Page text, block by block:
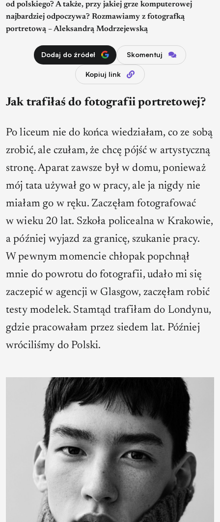
od polskiego? A także, przy jakiej grze komputerowej
najbardziej odpoczywa? Rozmawiamy z fotografką
portretową – Aleksandrą Modrzejewską
Dodaj do źródeł Skomentuj
Kopiuj link
Jak trafiłaś do fotografii portretowej?
Po liceum nie do końca wiedziałam, co ze sobą
zrobić, ale czułam, że chcę pójść w artystyczną
stronę. Aparat zawsze był w domu, ponieważ
mój tata używał go w pracy, ale ja nigdy nie
miałam go w ręku. Zaczęłam fotografować
w wieku 20 lat. Szkoła policealna w Krakowie,
a później wyjazd za granicę, szukanie pracy.
W pewnym momencie chłopak popchnął
mnie do powrotu do fotografii, udało mi się
zaczepić w agencji w Glasgow, zaczęłam robić
testy modelek. Stamtąd trafiłam do Londynu,
gdzie pracowałam przez siedem lat. Później
wróciliśmy do Polski.